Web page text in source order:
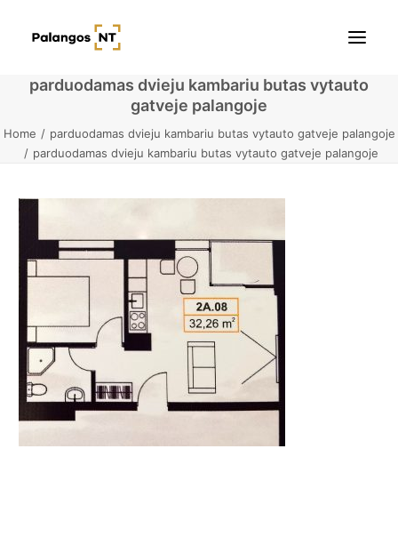
Pradžia
Butai
Namai / Kotedžai
Žemės sklypai
Kontaktai
parduodamas dvieju kambariu butas vytauto
gatveje palangoje
Home
parduodamas dvieju kambariu butas vytauto gatveje palangoje
parduodamas dvieju kambariu butas vytauto gatveje palangoje